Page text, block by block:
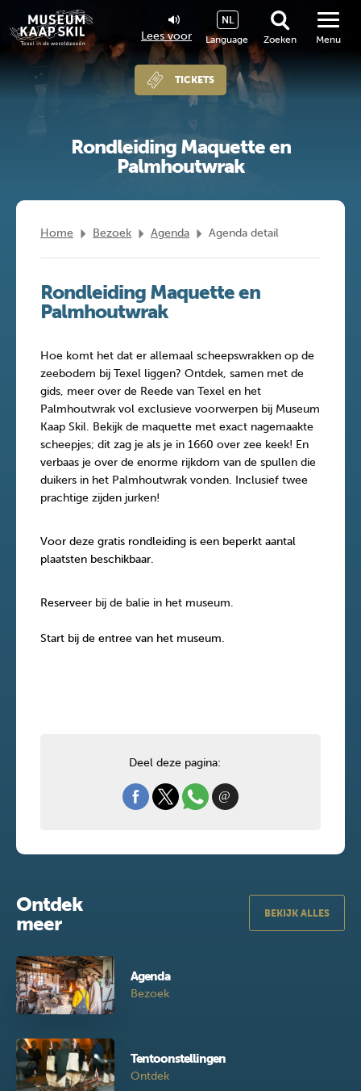
Lees voor Language
NL
Zoeken
TICKETS
Menu
Rondleiding Maquette en
Palmhoutwrak
Home Bezoek Agenda Agenda detail
Rondleiding Maquette en
Palmhoutwrak
Hoe komt het dat er allemaal scheepswrakken op de
zeebodem bij Texel liggen? Ontdek, samen met de
gids, meer over de Reede van Texel en het
Palmhoutwrak vol exclusieve voorwerpen bij Museum
Kaap Skil. Bekijk de maquette met exact nagemaakte
scheepjes; dit zag je als je in 1660 over zee keek! En
verbaas je over de enorme rijkdom van de spullen die
duikers in het Palmhoutwrak vonden. Inclusief twee
prachtige zijden jurken!
Voor deze gratis rondleiding is een beperkt aantal
plaatsten beschikbaar.
Reserveer bij de balie in het museum.
Start bij de entree van het museum.
Deel deze pagina:
Ontdek
meer
BEKIJK ALLES
Agenda
Bezoek
Tentoonstellingen
Ontdek